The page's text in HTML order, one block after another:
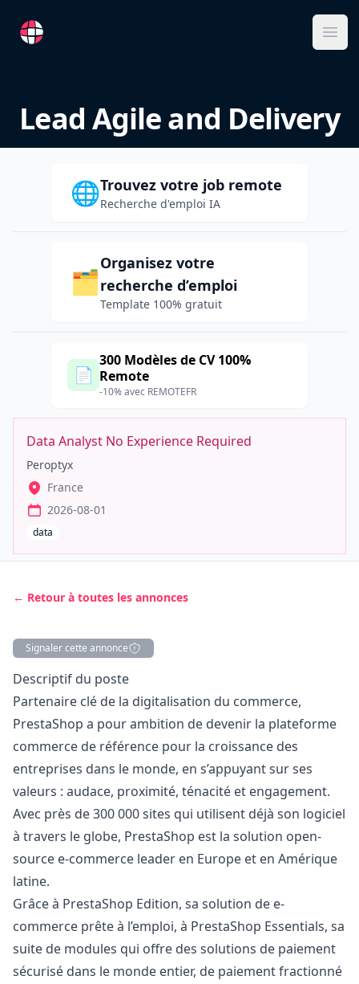
RemoteFR
Lead Agile and Delivery
🌐Trouvez votre job remote
Recherche d'emploi IA
🗂️
Organisez votre
recherche d’emploi
Template 100% gratuit
📄
300 Modèles de CV 100%
Remote
-10% avec REMOTEFR
Data Analyst No Experience Required
Peroptyx
France
2026-08-01
data
← Retour à toutes les annonces
Signaler cette annonce
Description
Descriptif du poste
Partenaire clé de la digitalisation du commerce,
PrestaShop a pour ambition de devenir la plateforme
commerce de référence pour la croissance des
entreprises dans le monde, en s’appuyant sur ses
valeurs : audace, proximité, ténacité et engagement.
Avec près de 300 000 sites qui utilisent déjà son logiciel
à travers le globe, PrestaShop est la solution open-
source e-commerce leader en Europe et en Amérique
latine.
Grâce à PrestaShop Edition, sa solution de e-
commerce prête à l’emploi, à PrestaShop Essentials, sa
suite de modules qui offre des solutions de paiement
sécurisé dans le monde entier, de paiement fractionné